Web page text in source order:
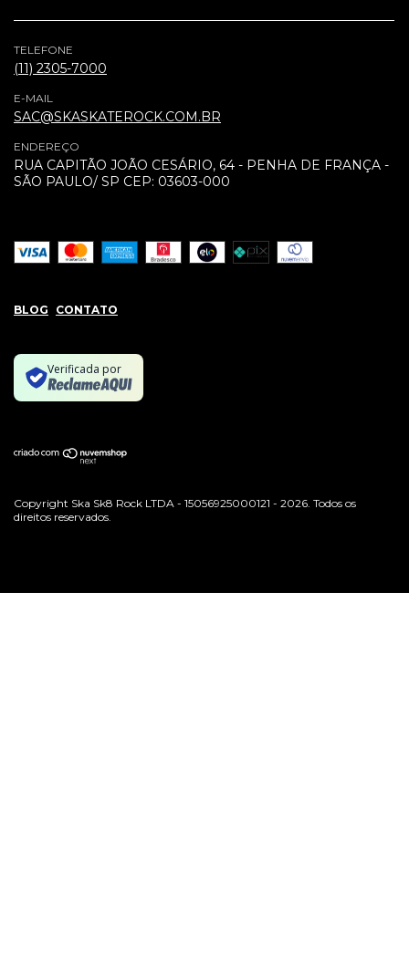
TELEFONE
(11) 2305-7000
E-MAIL
SAC@SKASKATEROCK.COM.BR
ENDEREÇO
RUA CAPITÃO JOÃO CESÁRIO, 64 - PENHA DE FRANÇA -
SÃO PAULO/ SP CEP: 03603-000
BLOG CONTATO
Verificada por
Copyright Ska Sk8 Rock LTDA - 15056925000121 - 2026. Todos os
direitos reservados.